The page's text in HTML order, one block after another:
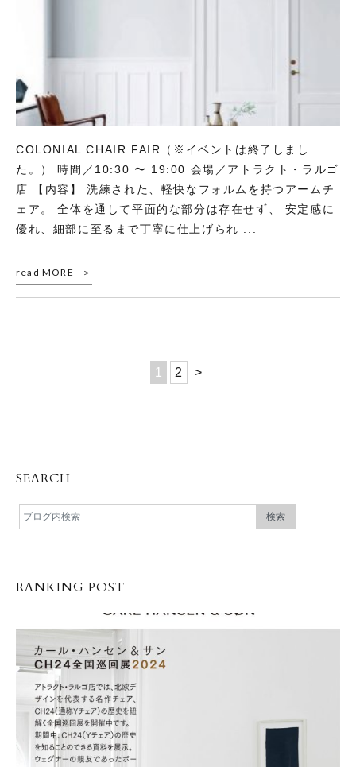
COLONIAL CHAIR FAIR（※イベントは終了しまし
た。） 時間／10:30 〜 19:00 会場／アトラクト・ラルゴ
店 【内容】 洗練された、軽快なフォルムを持つアームチ
ェア。 全体を通して平面的な部分は存在せず、 安定感に
優れ、細部に至るまで丁寧に仕上げられ ...
read MORE
1 2 >
SEARCH
RANKING POST